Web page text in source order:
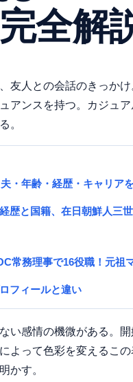
全解
友人との会話のきっか
ンスを持つ。カジュア
。
・年齢・経歴・キャリア
歴と国籍、在日朝鮮人三
常務理事で16役職！元
フィールと違い
い感情の機微がある。開
って色彩を変えるこの
かす。